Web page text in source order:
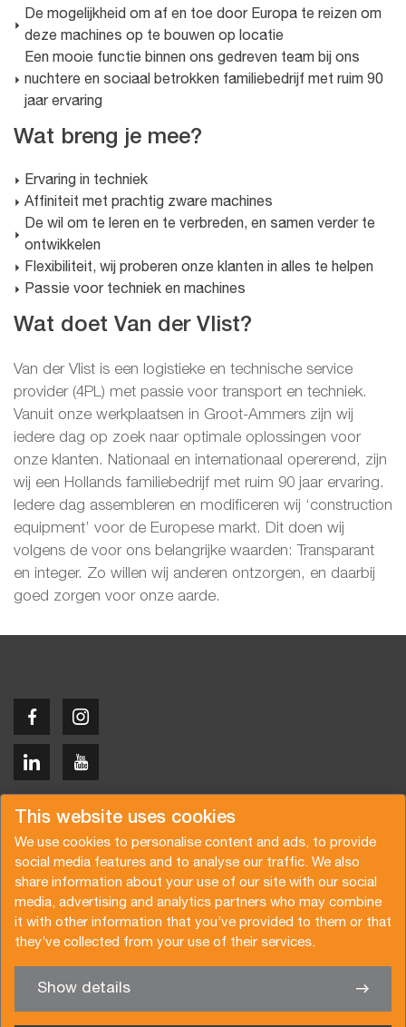
This website uses cookies
We use cookies to personalise content and ads, to provide
social media features and to analyse our traffic. We also
share information about your use of our site with our social
media, advertising and analytics partners who may combine
it with other information that you’ve provided to them or that
they’ve collected from your use of their services.
Show details
De mogelijkheid om af en toe door Europa te reizen om
deze machines op te bouwen op locatie
Een mooie functie binnen ons gedreven team bij ons
nuchtere en sociaal betrokken familiebedrijf met ruim 90
jaar ervaring
Wat breng je mee?
Ervaring in techniek
Affiniteit met prachtig zware machines
De wil om te leren en te verbreden, en samen verder te
ontwikkelen
Flexibiliteit, wij proberen onze klanten in alles te helpen
Passie voor techniek en machines
Wat doet Van der Vlist?
Van der Vlist is een logistieke en technische service
provider (4PL) met passie voor transport en techniek.
Vanuit onze werkplaatsen in Groot-Ammers zijn wij
iedere dag op zoek naar optimale oplossingen voor
onze klanten. Nationaal en internationaal opererend, zijn
wij een Hollands familiebedrijf met ruim 90 jaar ervaring.
Iedere dag assembleren en modificeren wij ‘construction
equipment’ voor de Europese markt. Dit doen wij
volgens de voor ons belangrijke waarden: Transparant
en integer. Zo willen wij anderen ontzorgen, en daarbij
goed zorgen voor onze aarde.
We’re glad to help you
Copyright © 2026 Van der Vlist
Request a quote
Subscribe to the newsletter
General terms and conditions
Privacy policy
Brochure
Certifications